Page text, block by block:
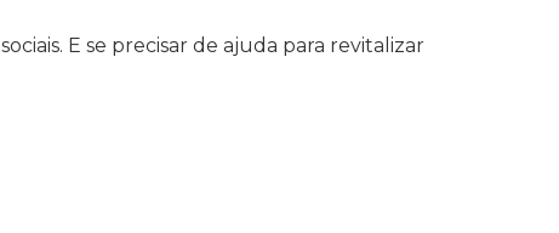
E se precisar de ajuda para revitalizar